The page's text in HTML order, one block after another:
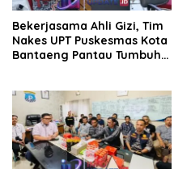
Bekerjasama Ahli Gizi, Tim
Nakes UPT Puskesmas Kota
Bantaeng Pantau Tumbuh